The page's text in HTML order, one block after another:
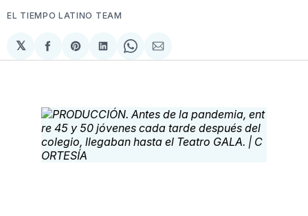
EL TIEMPO LATINO TEAM
𝕏
Compartir
en
Share
on
Compartir
en
Share
on
Compartir
via